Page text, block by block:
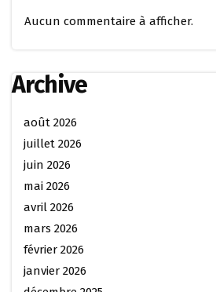
Aucun commentaire à afficher.
Archive
août 2026
juillet 2026
juin 2026
mai 2026
avril 2026
mars 2026
février 2026
janvier 2026